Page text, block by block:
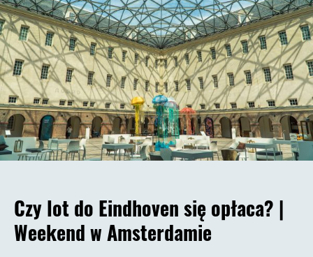
Czy lot do Eindhoven się opłaca? |
Weekend w Amsterdamie